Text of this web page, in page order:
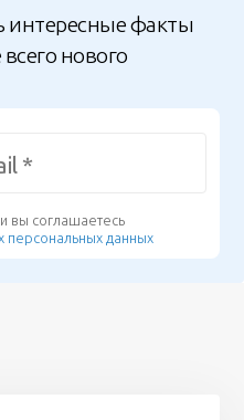
интересные факты
нового
вы соглашаетесь
персональных данных